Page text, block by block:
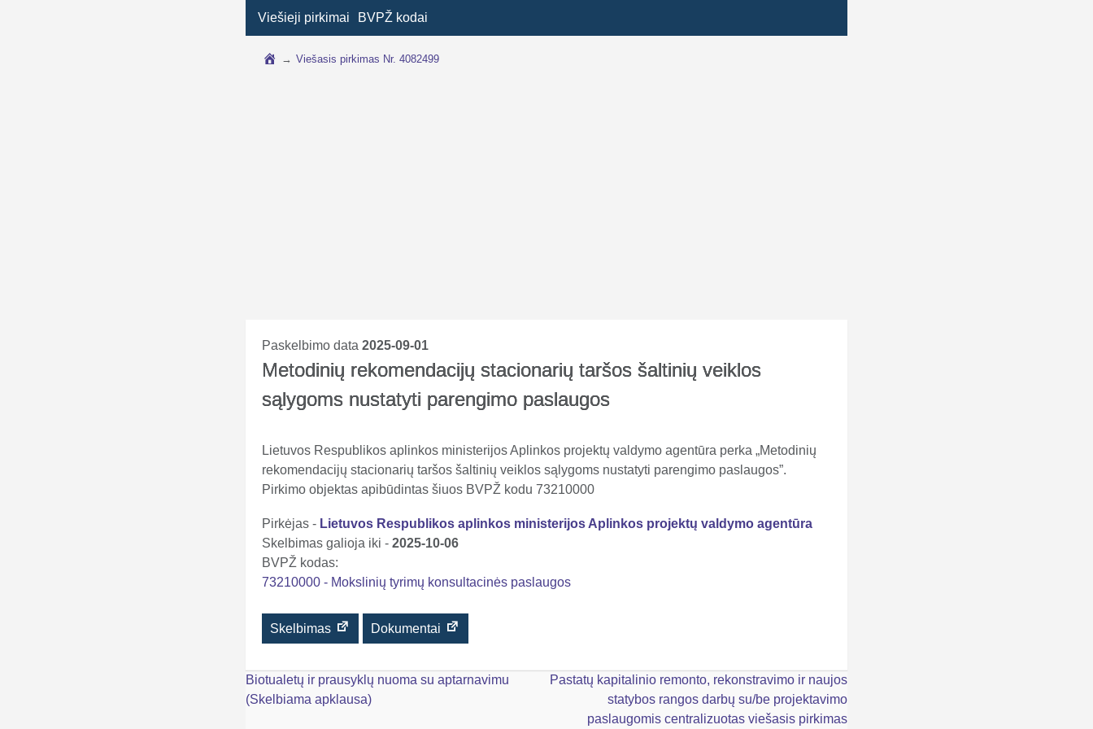
Viešieji pirkimai BVPŽ kodai
→ Viešasis pirkimas Nr. 4082499
Paskelbimo data2025-09-01
Metodinių rekomendacijų stacionarių taršos šaltinių veiklos
sąlygoms nustatyti parengimo paslaugos
Lietuvos Respublikos aplinkos ministerijos Aplinkos projektų valdymo agentūra perka „Metodinių
rekomendacijų stacionarių taršos šaltinių veiklos sąlygoms nustatyti parengimo paslaugos”.
Pirkimo objektas apibūdintas šiuos BVPŽ kodu 73210000
Pirkėjas - Lietuvos Respublikos aplinkos ministerijos Aplinkos projektų valdymo agentūra
Skelbimas galioja iki -2025-10-06
BVPŽ kodas:
73210000 - Mokslinių tyrimų konsultacinės paslaugos
Skelbimas Dokumentai
Navigacija
tarp
Biotualetų ir prausyklų nuoma su aptarnavimu
(Skelbiama apklausa)
Pastatų kapitalinio remonto, rekonstravimo ir naujos
statybos rangos darbų su/be projektavimo
paslaugomis centralizuotas viešasis pirkimas